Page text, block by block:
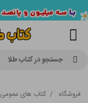
جستجو در کتاب طلا
فروشگاه / کتاب های عمومی